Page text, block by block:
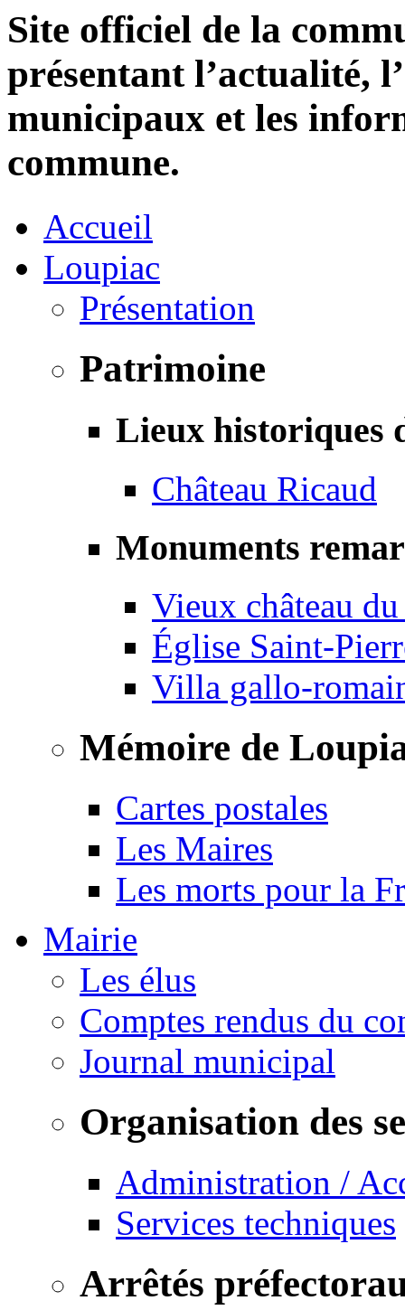
Site officiel de la
présentant l’actualité,
municipaux et les
commune.
Accueil
Loupiac
Présentation
Patrimoine
Lieux historiques
Château Ricaud
Monuments
Vieux château
Église Saint-
Villa gallo-
Mémoire de
Cartes postales
Les Maires
Les morts pour la
Mairie
Les élus
Comptes rendus du
Journal municipal
Organisation des
Administration /
Services techniques
Arrêtés